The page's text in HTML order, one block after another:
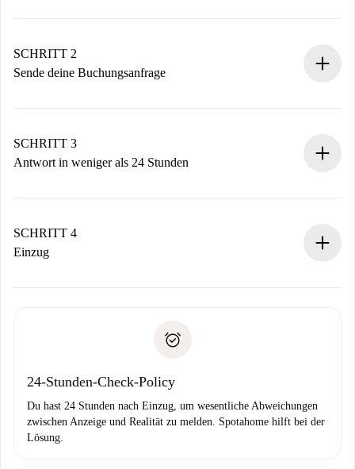
Du erhältst alle notwendigen Informationen im Voraus.
SCHRITT 2
Sende deine Buchungsanfrage
Denk daran, dass wir dich erst belasten, wenn der
Vermieter zustimmt.
SCHRITT 3
Antwort in weniger als 24 Stunden
stellen den Kontakt her.
Wenn der Vermieter ablehnen muss, entstehen keine
SCHRITT 4
Einzug
24-Stunden-Check-Policy
Du hast 24 Stunden nach Einzug, um wesentliche Abweichungen
zwischen Anzeige und Realität zu melden. Spotahome hilft bei der
Lösung.